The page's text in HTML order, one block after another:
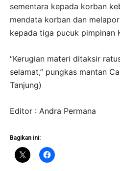
sementara kepada korban
mendata korban dan
kepada tiga pucuk pimpinan
“Kerugian materi ditaksir
selamat,” pungkas mantan
Tanjung)
Editor : Andra Permana
Bagikan ini: